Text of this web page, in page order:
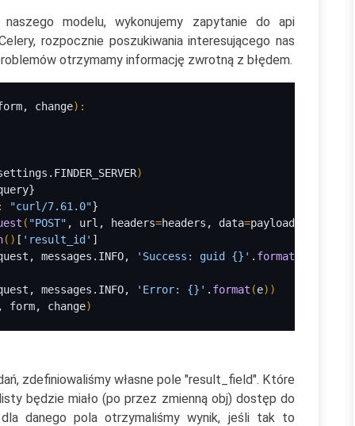
modelu, wykonujemy zapytanie do api
rozpocznie poszukiwania interesującego nas
otrzymamy informację zwrotną z błędem.
change) :
)
"curl/7.61.0"}
( "POST" , url, headers=headers, data=payload
() [ 'result_id' ]
messages.INFO,
'Success: guid {}' . format
messages.INFO, 'Error: {}' . format (e))
change)
zdefiniowaliśmy własne pole "result_field". Które
będzie miało (po przez zmienną obj) dostęp do
danego pola otrzymaliśmy wynik, jeśli tak to